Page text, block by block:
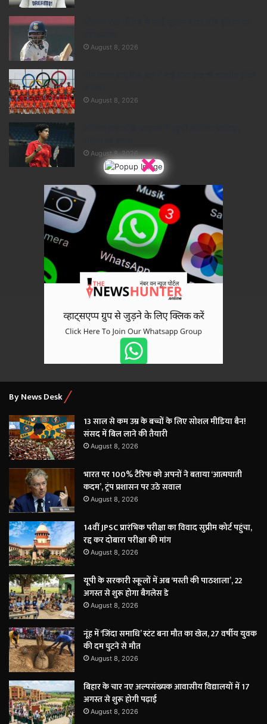
×
August 8, 2026
August 8, 2026
August 8, 2026
By News Desk
13 साल से कम उम्र के बच्चों के लिए सोशल मीडिया बैन!
संसद में बिल लाने की तैयारी
August 8, 2026
भारत पर 100% टैरिफ को अपनों ने बताया ‘आत्मघाती
कदम’, ट्रंप प्रशासन पर उठे सवाल
August 8, 2026
14वीं JPSC प्रारंभिक परीक्षा का विवाद सुप्रीम कोर्ट पहुंचा,
रद्द कर दोबारा परीक्षा की मांग
August 8, 2026
यूपी के सरकारी स्कूलों में अब ‘मस्ती की पाठशाला’, 22
अगस्त से शुरू होगा बैगलेस डे
August 8, 2026
नूंह में ‘जिंदा समाधि’ स्टंट बना मौत का खेल, 27 वर्षीय युवक
की दम घुटने से मौत
August 8, 2026
बिहार के चार नए अल्पसंख्यक आवासीय विद्यालयों में 17
अगस्त से शुरू होगी पढ़ाई
August 8, 2026